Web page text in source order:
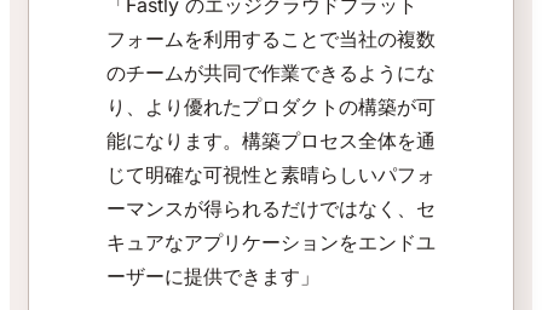
「Fastly のエッジクラウドプラット
フォームを利用することで当社の複数
のチームが共同で作業できるようにな
り、より優れたプロダクトの構築が可
能になります。構築プロセス全体を通
じて明確な可視性と素晴らしいパフォ
ーマンスが得られるだけではなく、セ
キュアなアプリケーションをエンドユ
ーザーに提供できます」